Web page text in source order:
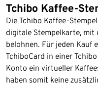
Tchibo Kaffee-
Die Tchibo Kaffee-
digitale Stempelkarte, mit
belohnen. Für jeden Kauf
TchiboCard in einer
Konto ein virtueller
haben somit keine